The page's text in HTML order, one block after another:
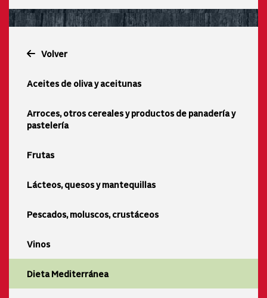
Volver
Aceites de oliva y aceitunas
Arroces, otros cereales y productos de panadería y
pastelería
Frutas
Lácteos, quesos y mantequillas
Pescados, moluscos, crustáceos
Vinos
Dieta Mediterránea